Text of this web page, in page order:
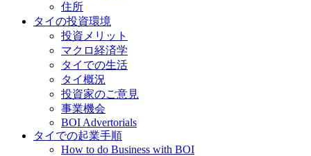
住所
タイの投資環境
投資メリット
マクロ経済学
タイでの生活
タイ概況
投資家のご意見
事業機会
BOI Advertorials
タイでの起業手順
How to do Business with BOI